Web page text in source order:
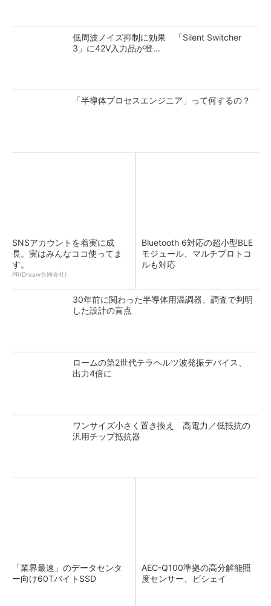
低周波ノイズ抑制に効果 「Silent Switcher
3」に42V入力品が登...
「半導体プロセスエンジニア」って何するの？
SNSアカウントを着実に成
長。実はみんなココ使ってま
す。
PR(Dreaw合同会社)
Bluetooth 6対応の超小型BLE
モジュール、マルチプロトコ
ルも対応
30年前に関わった半導体用温調器、調査で判明
した設計の盲点
ロームの第2世代テラヘルツ波発振デバイス、
出力4倍に
ワンサイズ小さく置き換え 高電力／低抵抗の
汎用チップ抵抗器
「業界最速」のデータセンタ
ー向け60TバイトSSD
AEC-Q100準拠の高分解能照
度センサー、ビシェイ